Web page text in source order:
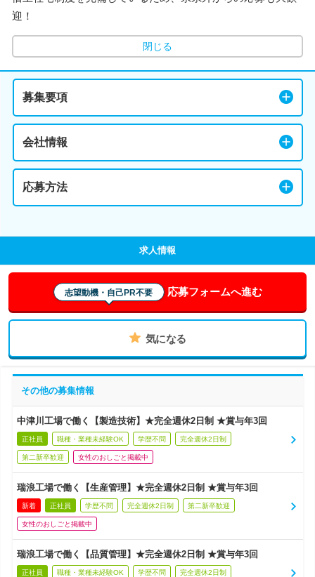
迎！
閉じる
募集要項
会社情報
応募方法
求人情報
志望動機・自己PR不要 応募フォームへ進む
気になる
その他の募集情報
中津川工場で働く【製造技術】★完全週休2日制 ★賞与年3回
正社員 職種・業種未経験OK 学歴不問 完全週休2日制
第二新卒歓迎 女性のおしごと掲載中
瑞浪工場で働く【生産管理】★完全週休2日制 ★賞与年3回
新着 正社員 学歴不問 完全週休2日制 第二新卒歓迎
女性のおしごと掲載中
瑞浪工場で働く【品質管理】★完全週休2日制 ★賞与年3回
正社員 職種・業種未経験OK 学歴不問 完全週休2日制